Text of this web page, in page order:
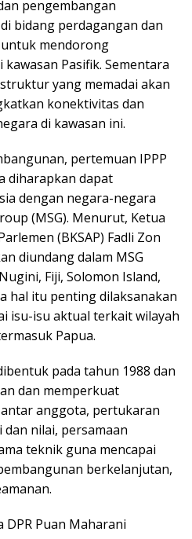
pengembangan
bidang perdagangan dan
mendorong
Pasifik. Sementara
yang memadai akan
konektivitas dan
di kawasan ini.
pertemuan IPPP
diharapkan dapat
dengan negara-negara
(MSG). Menurut, Ketua
(BKSAP) Fadli Zon
diundang dalam MSG
Fiji, Solomon Island,
hal itu penting dilaksanakan
isu-isu aktual terkait wilayah
Papua.
pada tahun 1988 dan
dan memperkuat
anggota, pertukaran
nilai, persamaan
teknik guna mencapai
berkelanjutan,
Puan Maharani